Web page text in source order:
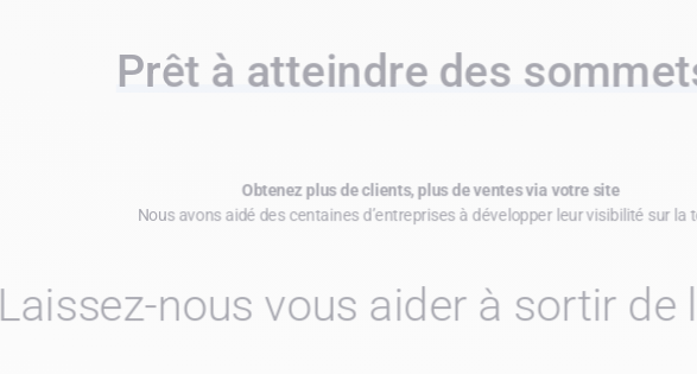
Prêt à atteindre des
Obtenez plus de clients, plus de ventes via votre site
Nous avons aidé des centaines d’entreprises à développer leur visibilité sur la
Laissez-nous vous aider à sortir de